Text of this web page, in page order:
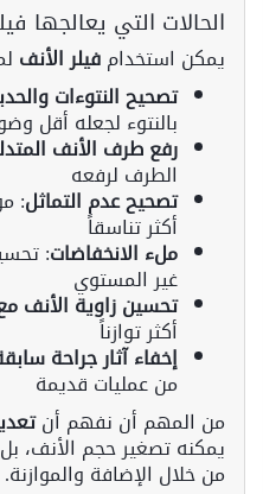
الحالات التي يعالجها
يمكن استخدامفيلر الأنف
تصحيح النتوءات
بالنتوء لجعله أقل
رفع طرف الأنف
الطرف لرفعه
تصحيح عدم التماثل:
أكثر تناسقاً
ملء الانخفاضات:
غير المستوي
تحسين زاوية الأنف
أكثر توازناً
إخفاء آثار جراحة
من عمليات قديمة
من المهم أن نفهم أن
يمكنه تصغير حجم الأنف،
من خلال الإضافة والموازنة.